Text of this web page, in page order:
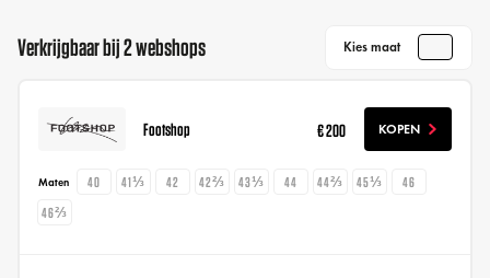
Verkrijgbaar bij 2 webshops Kies maat
Footshop € 200 KOPEN
Maten 40 41⅓ 42 42⅔ 43⅓ 44 44⅔ 45⅓
46
46⅔